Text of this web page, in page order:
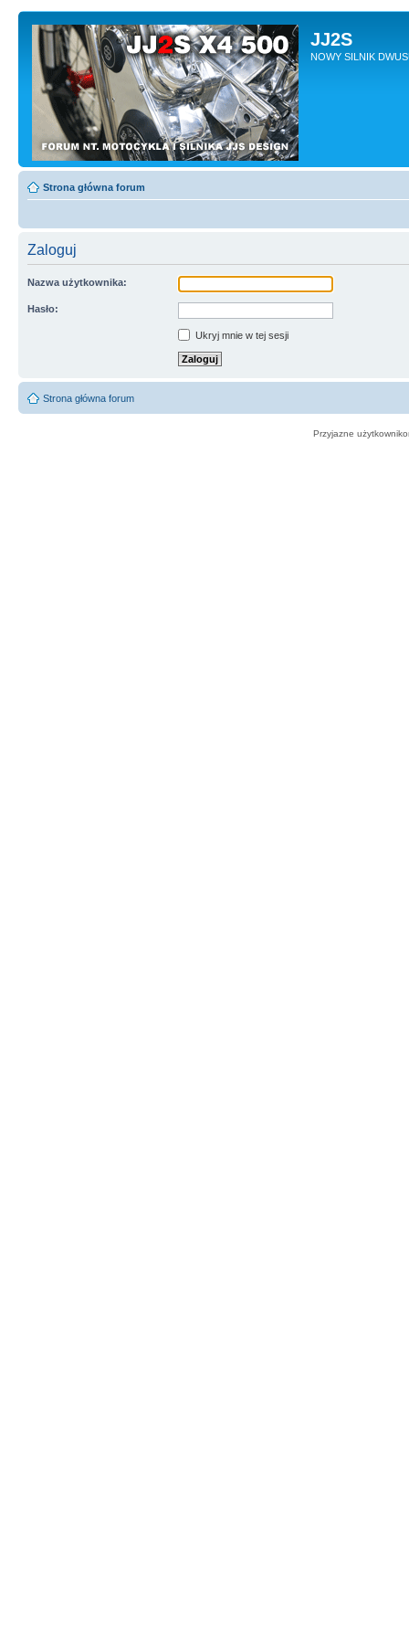
JJ2S
NOWY SILNIK
Strona główna forum
Zaloguj
Nazwa użytkownika:
Hasło:
Ukryj mnie w tej sesji
Strona główna forum
Przyjazne